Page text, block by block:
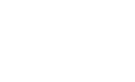
Zugriff auf Ihr
ab.